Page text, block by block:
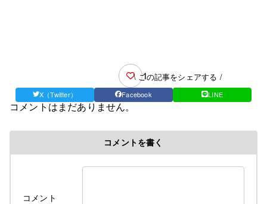
1
\ この記事をシェアする /
X（Twitter） Facebook LINE
コメントはまだありません。
コメントを書く
コメント